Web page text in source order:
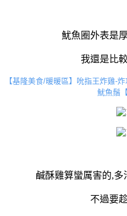
魷魚圈外表是
我還是比
【基隆美食/暖暖區】吮指王炸雞-
魷魚鬚
鹹酥雞算蠻厲害的,
不過要